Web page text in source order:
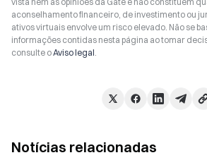
aconselhamento financeiro, de investimento ou
ativos virtuais envolve um risco elevado. Não se
informações contidas nesta página ao tomar
consulte oAviso legal
Notícias relacionadas